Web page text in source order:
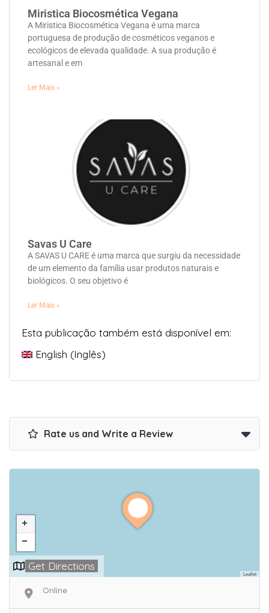
Miristica Biocosmética Vegana
A Miristica Biocosmética Vegana é uma marca
portuguesa de produção de cosméticos veganos e
ecológicos de elevada qualidade. A sua produção é
artesanal e em
Ler Mais »
Savas U Care
A SAVAS U CARE é uma marca que surgiu da necessidade
de um elemento da família usar produtos naturais e
biológicos. O seu objetivo é
Ler Mais »
Esta publicação também está disponível em:
English (Inglês)
Rate us and Write a Review
Leaflet
Get Directions
Online